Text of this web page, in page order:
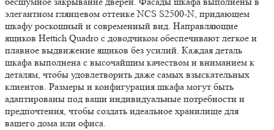
элегантном глянцевом оттенке NCS S2500-N, придающем
шкафу роскошный и современный вид. Направляющие
ящиков Hettich Quadro с доводчиком обеспечивают легкое и
плавное выдвижение ящиков без усилий. Каждая деталь
шкафа выполнена с высочайшим качеством и вниманием к
деталям, чтобы удовлетворить даже самых взыскательных
клиентов. Размеры и конфигурация шкафа могут быть
адаптированы под ваши индивидуальные потребности и
предпочтения, чтобы создать идеальное хранилище для
вашего дома или офиса.